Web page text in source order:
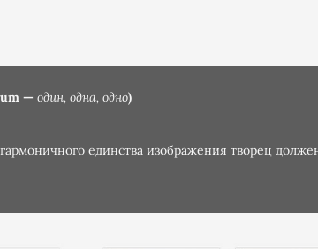
— один, одна, одно)
единства изображения творец